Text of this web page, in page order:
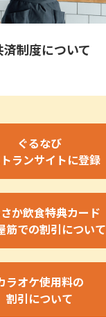
制度について
ぐるなび
ランサイトに登録
か飲食特典カード
筋での割引について
ラオケ使用料の
割引について